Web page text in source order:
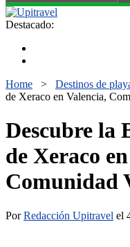
Destacado:
Home > Destinos de
de Xeraco en Valencia,
Descubre la
de Xeraco
Comunidad
PorRedacción Upitravel el